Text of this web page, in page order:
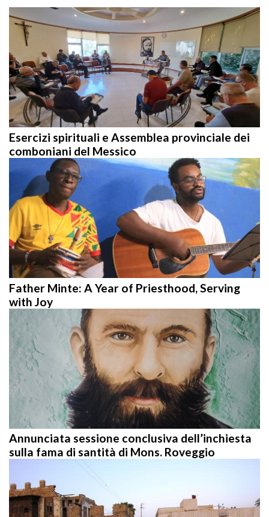
Esercizi spirituali e Assemblea provinciale dei
comboniani del Messico
Father Minte: A Year of Priesthood, Serving
with Joy
Annunciata sessione conclusiva dell’inchiesta
sulla fama di santità di Mons. Roveggio